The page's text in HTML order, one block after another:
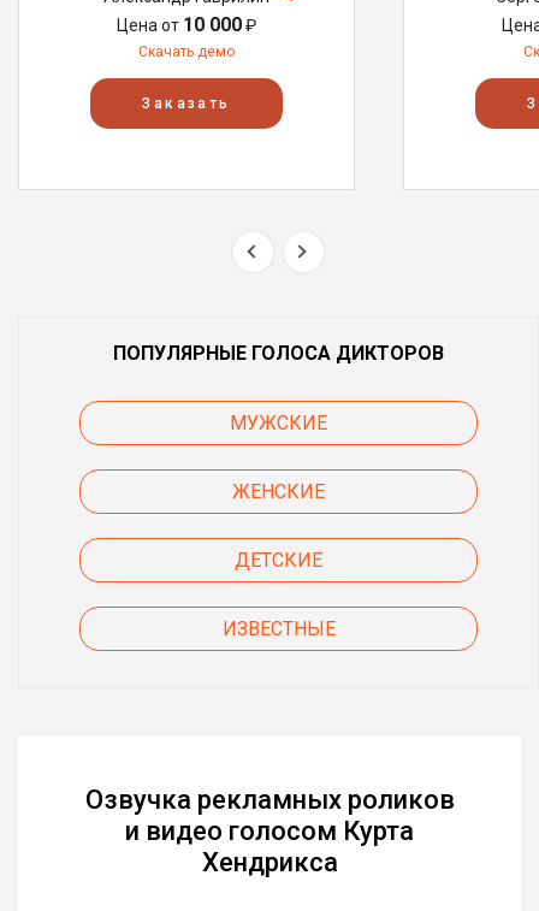
Цена от 10 000₽
Скачать демо
Заказать
ПОПУЛЯРНЫЕ ГОЛОСА ДИКТОРОВ
МУЖСКИЕ
ЖЕНСКИЕ
ДЕТСКИЕ
ИЗВЕСТНЫЕ
Озвучка рекламных роликов
и видео голосом Курта
Хендрикса